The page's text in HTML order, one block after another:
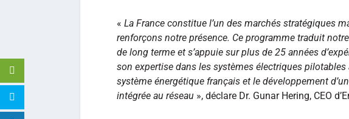
« La France constitue l’un des marchés stratégiques
renforçons notre présence. Ce programme traduit
de long terme et s’appuie sur plus de 25 années
son expertise dans les systèmes électriques pilotables
système énergétique français et le développement
intégrée au réseau », déclare Dr. Gunar Hering, CEO